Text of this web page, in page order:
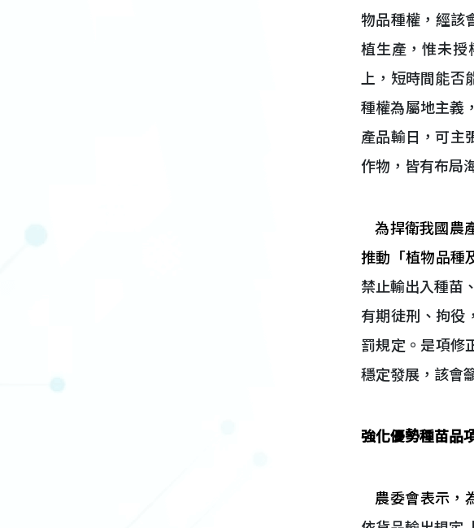
物品種權，經該
植生產，惟未授
上，短時間能
種權為屬地主義
產品輸日，可主
作物，皆有布局
為捍衛我國農
推動「植物品種
禁止輸出入種苗
有期徒刑、拘役
罰規定。是項修
穩定發展，該會
強化優勢種苗品
農委會表示，